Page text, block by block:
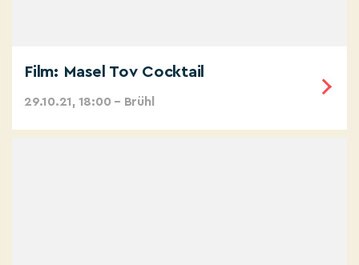
Film: Masel Tov Cocktail
29.10.21, 18:00 – Brühl